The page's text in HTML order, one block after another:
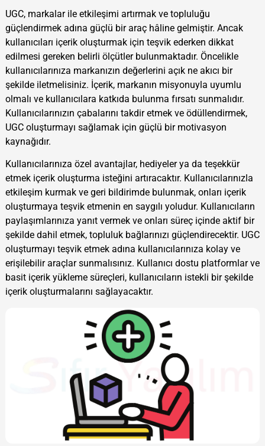
UGC, markalar ile etkileşimi artırmak ve topluluğu
güçlendirmek adına güçlü bir araç hâline gelmiştir. Ancak
kullanıcıları içerik oluşturmak için teşvik ederken dikkat
edilmesi gereken belirli ölçütler bulunmaktadır. Öncelikle
kullanıcılarınıza markanızın değerlerini açık ne akıcı bir
şekilde iletmelisiniz. İçerik, markanın misyonuyla uyumlu
olmalı ve kullanıcılara katkıda bulunma fırsatı sunmalıdır.
Kullanıcılarınızın çabalarını takdir etmek ve ödüllendirmek,
UGC oluşturmayı sağlamak için güçlü bir motivasyon
kaynağıdır.
Kullanıcılarınıza özel avantajlar, hediyeler ya da teşekkür
etmek içerik oluşturma isteğini artıracaktır. Kullanıcılarınızla
etkileşim kurmak ve geri bildirimde bulunmak, onları içerik
oluşturmaya teşvik etmenin en saygılı yoludur. Kullanıcıların
paylaşımlarınıza yanıt vermek ve onları süreç içinde aktif bir
şekilde dahil etmek, topluluk bağlarınızı güçlendirecektir. UGC
oluşturmayı teşvik etmek adına kullanıcılarınıza kolay ve
erişilebilir araçlar sunmalısınız. Kullanıcı dostu platformlar ve
basit içerik yükleme süreçleri, kullanıcıların istekli bir şekilde
içerik oluşturmalarını sağlayacaktır.